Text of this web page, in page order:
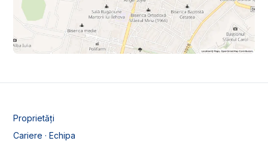
Proprietăți
Cariere · Echipa